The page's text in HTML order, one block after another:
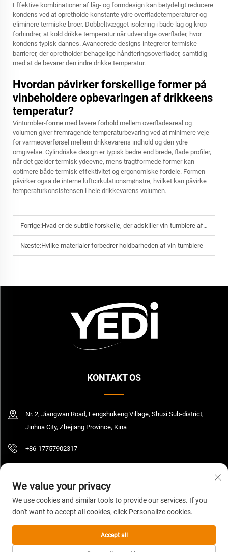
Effektive kombinationer af låg- og formdesign kan betydeligt reducere
kondens ved at opretholde konstante ydre overfladetemperaturer og
eliminere termiske broer. Dobbeltvægget isolering i både låg og krop
forhindrer, at kold drikke temperatur når udvendige overflader, hvor
kondens typisk dannes. Avancerede designs integrerer termiske
barrierer, der opretholder behagelige håndteringsoverflader, samtidig
med at de bevarer den indre drikke temperatur.
Hvordan påvirker forskellige former på
vinbeholdere opbevaringen af drikkeens
temperatur?
Vintumbler-forme med lavere forhold mellem overfladeareal og
volumen giver fremragende temperaturbevaring ved at minimere veje
for varmeoverførsel mellem drikkevarens indhold og den ydre
omgivelse. Cylindriske design er typisk bedre end brede, flade profiler,
når det gælder termisk ydeevne, mens tragtformede former kan
optimere både termisk effektivitet og ergonomiske fordele. Formen
påvirker også de interne luftcirkulationsmønstre, hvilket kan påvirke
temperaturkonsistensen i hele drikkevarens volumen.
Forrige:Hvad er de subtile forskelle, der adskiller vin-tumblere af høj kvalitet
Næste:Hvilke materialer forbedrer holdbarheden af vin-tumblere
KONTAKT OS
Nr. 2, Jiangwan Road, Lengshukeng Village, Shuxi Sub-district,
Jinhua City, Zhejiang Province, Kina
+86-17757902317
Copyright © 2026 Zhejiang Yedi Industry And Trade Co., Ltd. Alle rettigheder
forbeholdt. Privatlivspolitik
We value your privacy
We use cookies and similar tools to provide our services. If you
don't want to accept all cookies, click Personalize cookies.
Accept all